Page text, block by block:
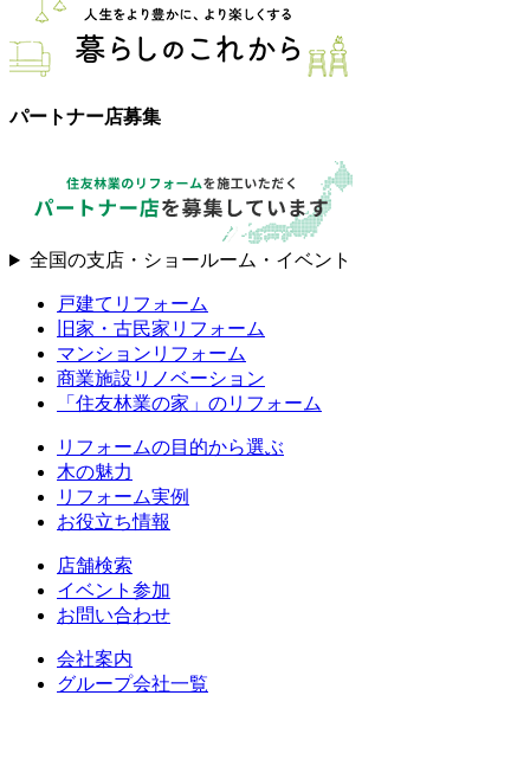
パートナー店募集
全国の支店・ショールーム・イベント
戸建てリフォーム
旧家・古民家リフォーム
マンションリフォーム
商業施設リノベーション
「住友林業の家」のリフォーム
リフォームの目的から選ぶ
木の魅力
リフォーム実例
お役立ち情報
店舗検索
イベント参加
お問い合わせ
会社案内
グループ会社一覧